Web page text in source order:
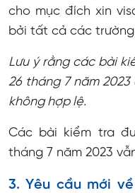
cho mục đích xin
bởi tất cả các
Lưu ý rằng các bài
26 tháng 7 năm
không hợp lệ.
Các bài kiểm tra
tháng 7 năm 2023
3. Yêu cầu mới về